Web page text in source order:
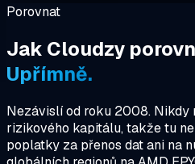
Porovnat
Jak Cloudzy
Upřímně.
Nezávislí od roku 2008. Nikdy
rizikového kapitálu, takže tu
poplatky za přenos dat ani na